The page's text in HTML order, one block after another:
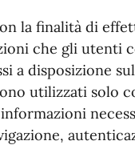
la finalità di
che gli utenti
a disposizione
utilizzati solo